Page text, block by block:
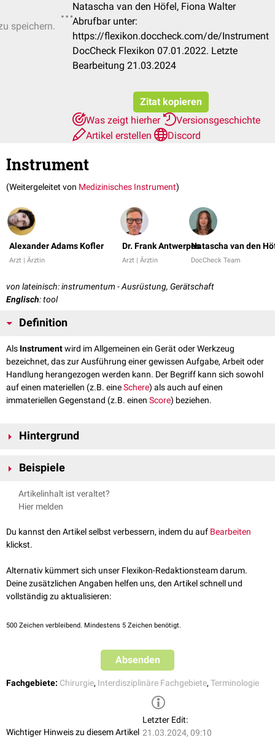
speichern.
Natascha van den Höfel, Fiona Walter
Abrufbar unter:
https://flexikon.doccheck.com/de/Instrument
DocCheck Flexikon 07.01.2022. Letzte
Bearbeitung 21.03.2024
Zitat kopieren
Was zeigt hierher
Versionsgeschichte
Artikel erstellen
Discord
Instrument
(Weitergeleitet von Medizinisches Instrument)
Alexander Adams Kofler
Arzt | Ärztin
Dr. Frank Antwerpes
Arzt | Ärztin
Natascha van den
DocCheck Team
von lateinisch: instrumentum - Ausrüstung, Gerätschaft
Englisch: tool
Definition
Als Instrumentwird im Allgemeinen ein Gerät oder Werkzeug
bezeichnet, das zur Ausführung einer gewissen Aufgabe, Arbeit oder
Handlung herangezogen werden kann. Der Begriff kann sich sowohl
auf einen materiellen (z.B. eineSchere) als auch auf einen
immateriellen Gegenstand (z.B. einen Score) beziehen.
Hintergrund
Instrumenten, die zu den
Verhütung undKompensation
unterscheidet man zum Beispiel Untersuchungsinstrumente und
Als Untergruppe der Behandlungsinstrumente sind diechirurgischen
Instrumente zu nennen, die vorwiegend in den chirurgischen Fächern
Heutzutage (2022) existiert aufgrund der fortschreitenden
technologischen und medizinischen Entwicklung eine große Anzahl
Beispiele
Stethoskop
Metallspatel
Holzspatel
Kanüle
Schere
Klemme
Spiegel
Kornzange
Artikelinhalt ist veraltet?
Hier melden
Du kannst den Artikel selbst verbessern, indem du auf Bearbeiten
klickst.
Alternativ kümmert sich unser Flexikon-Redaktionsteam darum.
Deine zusätzlichen Angaben helfen uns, den Artikel schnell und
vollständig zu aktualisieren:
500 Zeichen verbleibend. Mindestens 5 Zeichen benötigt.
Absenden
Fachgebiete: Chirurgie, Interdisziplinäre Fachgebiete, Terminologie
Wichtiger Hinweis zu diesem Artikel
Letzter Edit:
21.03.2024, 09:10